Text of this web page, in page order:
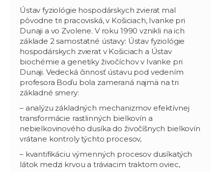
Ústav fyziológie hospodárskych zvierat mal
pôvodne tri pracoviská, v Košiciach, Ivanke pri
Dunaji a vo Zvolene. V roku 1990 vznikli na ich
základe 2 samostatné ústavy: Ústav fyziológie
hospodárskych zvierat v Košiciach a Ústav
biochémie a genetiky živočíchov v Ivanke pri
Dunaji. Vedecká činnosť ústavu pod vedením
profesora Boďu bola zameraná najmä na tri
základné smery:
– analýzu základných mechanizmov efektívnej
transformácie rastlinných bielkovín a
nebielkovinového dusíka do živočíšnych bielkovín
vrátane kontroly týchto procesov,
– kvantifikáciu výmenných procesov dusíkatých
látok medzi krvou a tráviacim traktom oviec,